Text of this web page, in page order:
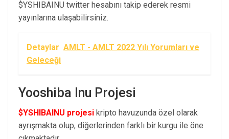
$YSHIBAINU twitter hesabını takip ederek resmi
yayınlarına ulaşabilirsiniz.
Detaylar AMLT - AMLT 2022 Yılı Yorumları ve
Geleceği
Yooshiba Inu Projesi
$YSHIBAINU projesi kripto havuzunda özel olarak
ayrışmakta olup, diğerlerinden farklı bir kurgu ile öne